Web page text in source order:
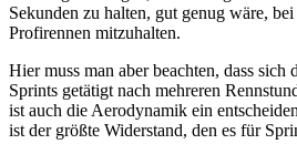
Sekunden zu halten, gut genug wäre,
Profirennen mitzuhalten.
Hier muss man aber beachten, dass sich
Sprints getätigt nach mehreren
ist auch die Aerodynamik ein
ist der größte Widerstand, den es für